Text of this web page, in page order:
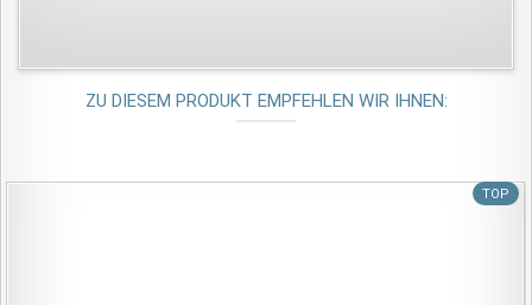
ZU DIESEM PRODUKT EMPFEHLEN WIR IHNEN:
TOP